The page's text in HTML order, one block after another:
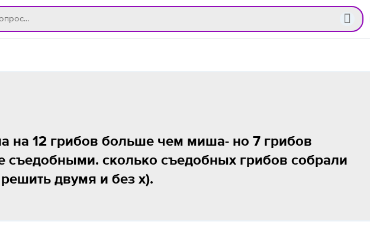
на 12 грибов больше чем миша- но 7 грибов
съедобными. сколько съедобных грибов собрали
двумя и без х).